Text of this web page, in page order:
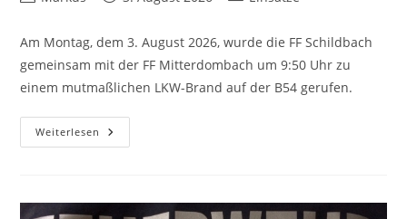
Am Montag, dem 3. August 2026, wurde die FF Schildbach
gemeinsam mit der FF Mitterdombach um 9:50 Uhr zu
einem mutmaßlichen LKW-Brand auf der B54 gerufen.
Weiterlesen